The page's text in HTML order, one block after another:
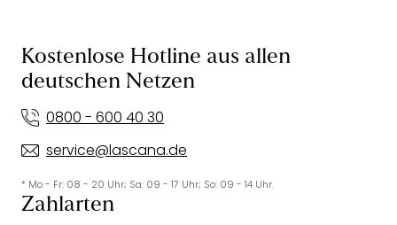
Kostenlose Hotline aus allen
deutschen Netzen
0800 - 600 40 30
service@lascana.de
* Mo - Fr: 08 - 20 Uhr; Sa: 09 - 17 Uhr; So: 09 - 14 Uhr.
Zahlarten